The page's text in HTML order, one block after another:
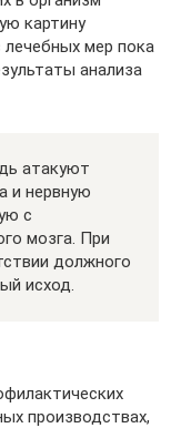
картину
мер пока
анализа
атакуют
и нервную
с
мозга. При
должного
исход.
производствах,